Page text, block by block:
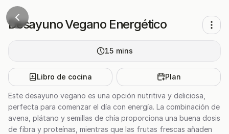
Desayuno Vegano Energético
15 mins
Libro de cocina Plan
Este desayuno vegano es una opción nutritiva y deliciosa,
perfecta para comenzar el día con energía. La combinación de
avena, plátano y semillas de chía proporciona una buena dosis
de fibra y proteínas, mientras que las frutas frescas añaden